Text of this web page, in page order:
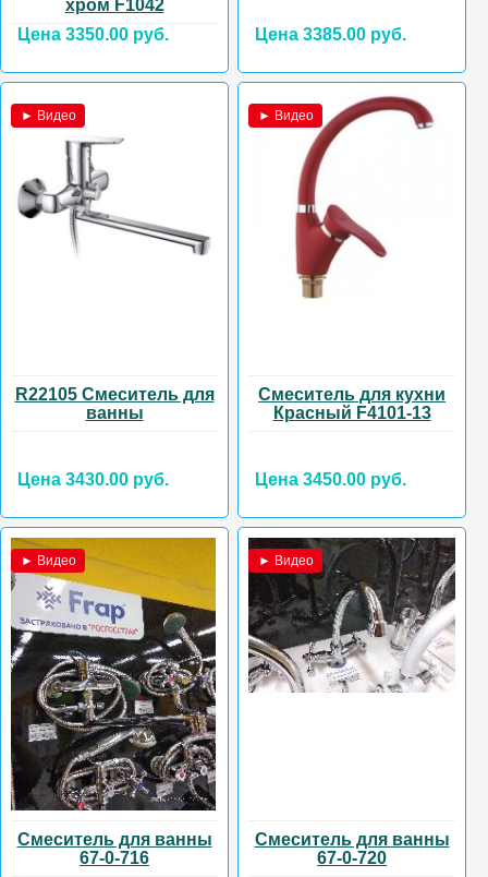
хром F1042
Цена 3350.00 руб.
Цена 3385.00 руб.
► Видео
R22105 Смеситель для
ванны
Цена 3430.00 руб.
► Видео
Смеситель для кухни
Красный F4101-13
Цена 3450.00 руб.
► Видео
Смеситель для ванны
67-0-716
► Видео
Смеситель для ванны
67-0-720